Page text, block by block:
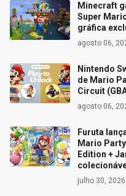
Minecraft
Super
gráfica
agosto 06,
Nintendo
de Mario
Circuit
agosto 06,
Furuta
Mario
Edition +
julho 30, 2026